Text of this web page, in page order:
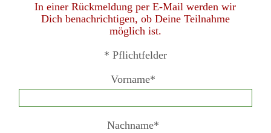
Klettern
Mountainbike
Tourenleiter*innen
In einer Rückmeldung per E-Mail werden wir
Dich benachrichtigen, ob Deine Teilnahme
möglich ist.
* Pflichtfelder
Vorname*
Nachname*